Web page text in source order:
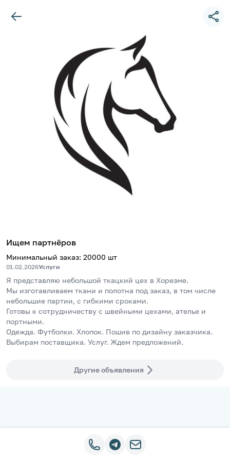
Ищем партнёров
Минимальный заказ: 20000 шт
01.02.2026Услуги
Я представляю небольшой ткацкий цех в Хорезме.
Мы изготавливаем ткани и полотна под заказ, в том числе
небольшие партии, с гибкими сроками.
Готовы к сотрудничеству с швейными цехами, ателье и
портными.
Одежда. Футболки. Хлопок. Пошив по дизайну заказчика.
Выбирам поставщика. Услуг. Ждем предложений.
Другие объявления